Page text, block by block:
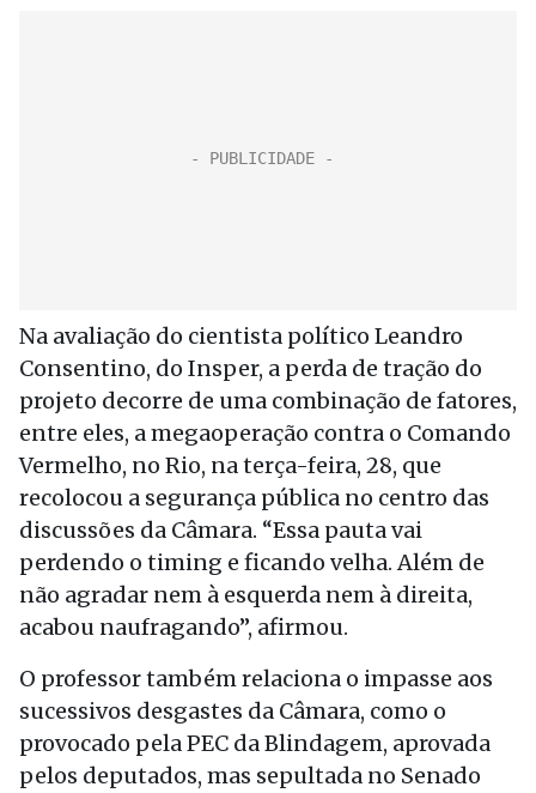
Na avaliação do cientista político Leandro
Consentino, do Insper, a perda de tração do
projeto decorre de uma combinação de fatores,
entre eles, a megaoperação contra o Comando
Vermelho, no Rio, na terça-feira, 28, que
recolocou a segurança pública no centro das
discussões da Câmara. “Essa pauta vai
perdendo o timing e ficando velha. Além de
não agradar nem à esquerda nem à direita,
acabou naufragando”, afirmou.
O professor também relaciona o impasse aos
sucessivos desgastes da Câmara, como o
provocado pela PEC da Blindagem, aprovada
pelos deputados, mas sepultada no Senado